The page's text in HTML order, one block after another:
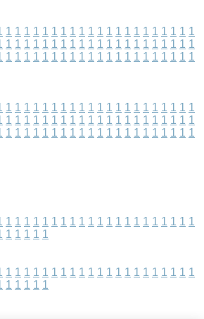
1 1 1 1 1 1 1 1 1 1 1 1 1 1 1 1 1 1 1 1 1
1 1 1 1 1 1 1 1 1 1 1 1 1 1 1 1 1 1 1 1 1
1 1 1 1 1 1 1 1 1 1 1 1 1 1 1 1 1 1 1 1 1
1 1 1 1 1 1 1 1 1 1 1 1 1 1 1 1 1 1 1 1 1
1 1 1 1 1 1 1 1 1 1 1 1 1 1 1 1 1 1 1 1 1
1 1 1 1 1 1 1 1 1 1 1 1 1 1 1 1 1 1 1 1 1
1 1 1 1 1 1 1 1 1 1 1 1 1 1 1 1 1 1 1 1 1
1 1 1 1 1
1 1 1 1 1 1 1 1 1 1 1 1 1 1 1 1 1 1 1 1 1
1 1 1 1 1